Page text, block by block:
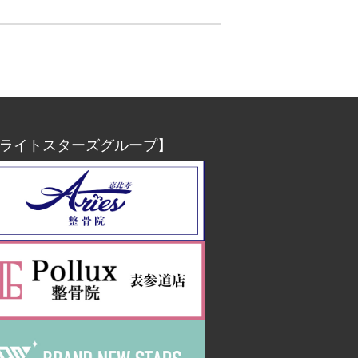
イトスターズグループ】